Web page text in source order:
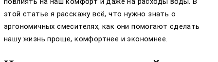
этой статье я расскажу всё, что нужно знать о
эргономичных смесителях, как они помогают сделать
нашу жизнь проще, комфортнее и экономнее.